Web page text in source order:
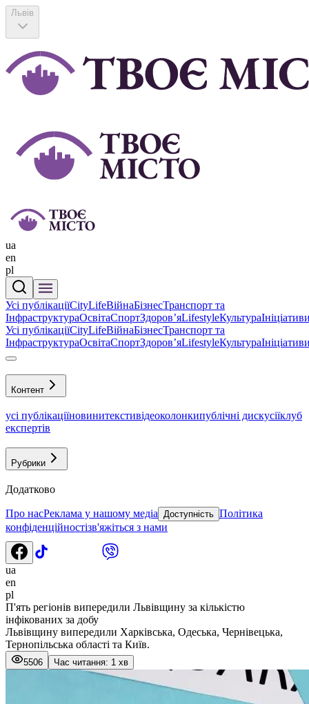
Львів
ua
en
pl
Усі публікаціїCityLifeВійнаБізнесТранспорт та
ІнфраструктураОсвітаСпортЗдоровʼяLifestyleКультура
Усі публікаціїCityLifeВійнаБізнесТранспорт та
ІнфраструктураОсвітаСпортЗдоровʼяLifestyleКультура
Контент
усі публікаціїновинитекстивідеоколонкипублічні дискусіїклуб
експертів
Рубрики
Додатково
Про насРеклама у нашому медіа Доступність Політика
конфіденційностізв'яжіться з нами
ua
en
pl
П'ять регіонів випередили Львівщину за кількістю
інфікованих за добу
Львівщину випередили Харківська, Одеська, Чернівецька,
Тернопільська області та Київ.
5506 Час читання: 1 хв